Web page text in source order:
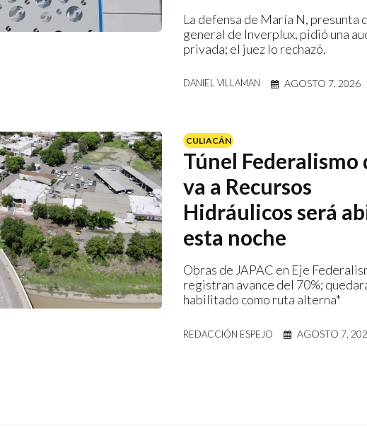
La defensa de María N, presunta
general de Inverplux, pidió una
privada; el juez lo rechazó.
DANIEL VILLAMAN AGOSTO 7, 2026
CULIACÁN
Túnel Federalismo
va a Recursos
Hidráulicos será
esta noche
Obras de JAPAC en Eje
registran avance del 70%;
habilitado como ruta alterna*
REDACCIÓN ESPEJO AGOSTO 7,